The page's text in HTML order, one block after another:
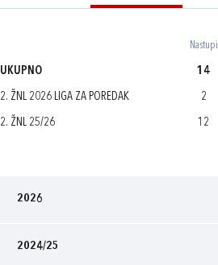
Nastupi
UKUPNO 14
2. ŽNL 2026 LIGA ZA POREDAK 2
2. ŽNL 25/26 12
2026
2024/25